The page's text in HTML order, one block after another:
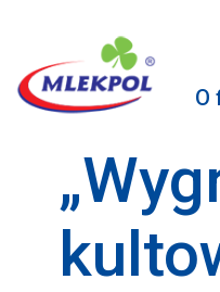
O